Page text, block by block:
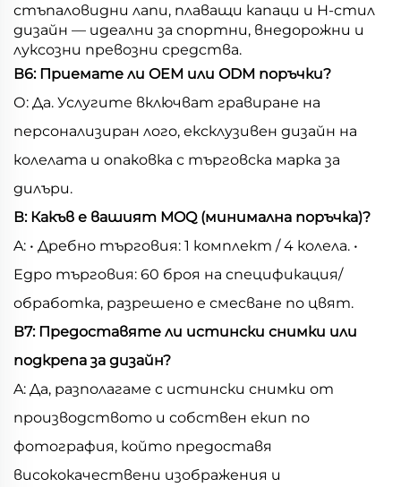
стъпаловидни лапи, плаващи капаци и H-стил
дизайн — идеални за спортни, внедорожни и
луксозни превозни средства.
В6: Приемате ли OEM или ODM поръчки?
О: Да. Услугите включват гравиране на
персонализиран лого, ексклузивен дизайн на
колелата и опаковка с търговска марка за
дилъри.
В: Какъв е вашият MOQ (минимална поръчка)?
A: • Дребно търговия: 1 комплект / 4 колела. •
Едро търговия: 60 броя на спецификация/
обработка, разрешено е смесване по цвят.
В7: Предоставяте ли истински снимки или
подкрепа за дизайн?
A: Да, разполагаме с истински снимки от
производството и собствен екип по
фотография, който предоставя
висококачествени изображения и